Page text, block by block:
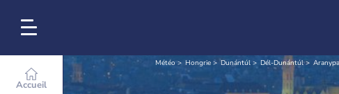
Accueil
Météo Hongrie Dunántúl Dél-Dunántúl